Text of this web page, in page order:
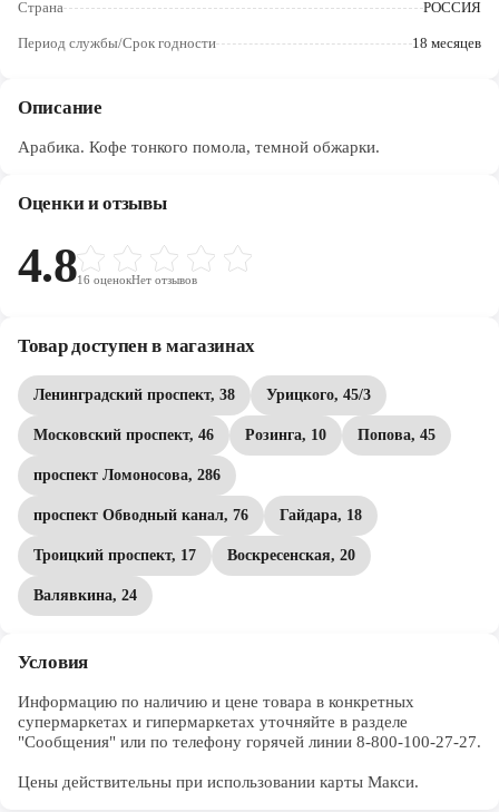
Страна РОССИЯ
Период службы/Срок годности 18 месяцев
Описание
Арабика. Кофе тонкого помола, темной обжарки.
Оценки и отзывы
4.816 оценокНет отзывов
Товар доступен в магазинах
Ленинградский проспект, 38 Урицкого, 45/3
Московский проспект, 46 Розинга, 10 Попова, 45
проспект Ломоносова, 286
проспект Обводный канал, 76 Гайдара, 18
Троицкий проспект, 17 Воскресенская, 20
Валявкина, 24
Условия
Информацию по наличию и цене товара в конкретных
супермаркетах и гипермаркетах уточняйте в разделе
"Сообщения" или по телефону горячей линии 8-800-100-27-27.
Цены действительны при использовании карты Макси.